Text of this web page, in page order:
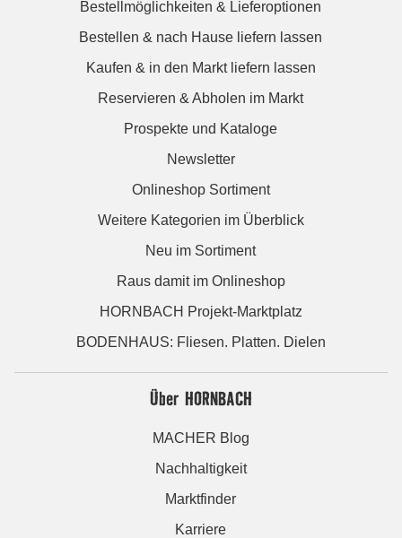
Bestellmöglichkeiten & Lieferoptionen
Bestellen & nach Hause liefern lassen
Kaufen & in den Markt liefern lassen
Reservieren & Abholen im Markt
Prospekte und Kataloge
Newsletter
Onlineshop Sortiment
Weitere Kategorien im Überblick
Neu im Sortiment
Raus damit im Onlineshop
HORNBACH Projekt-Marktplatz
BODENHAUS: Fliesen. Platten. Dielen
Über HORNBACH
MACHER Blog
Nachhaltigkeit
Marktfinder
Karriere